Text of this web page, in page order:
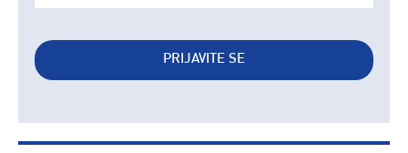
PRIJAVITE SE